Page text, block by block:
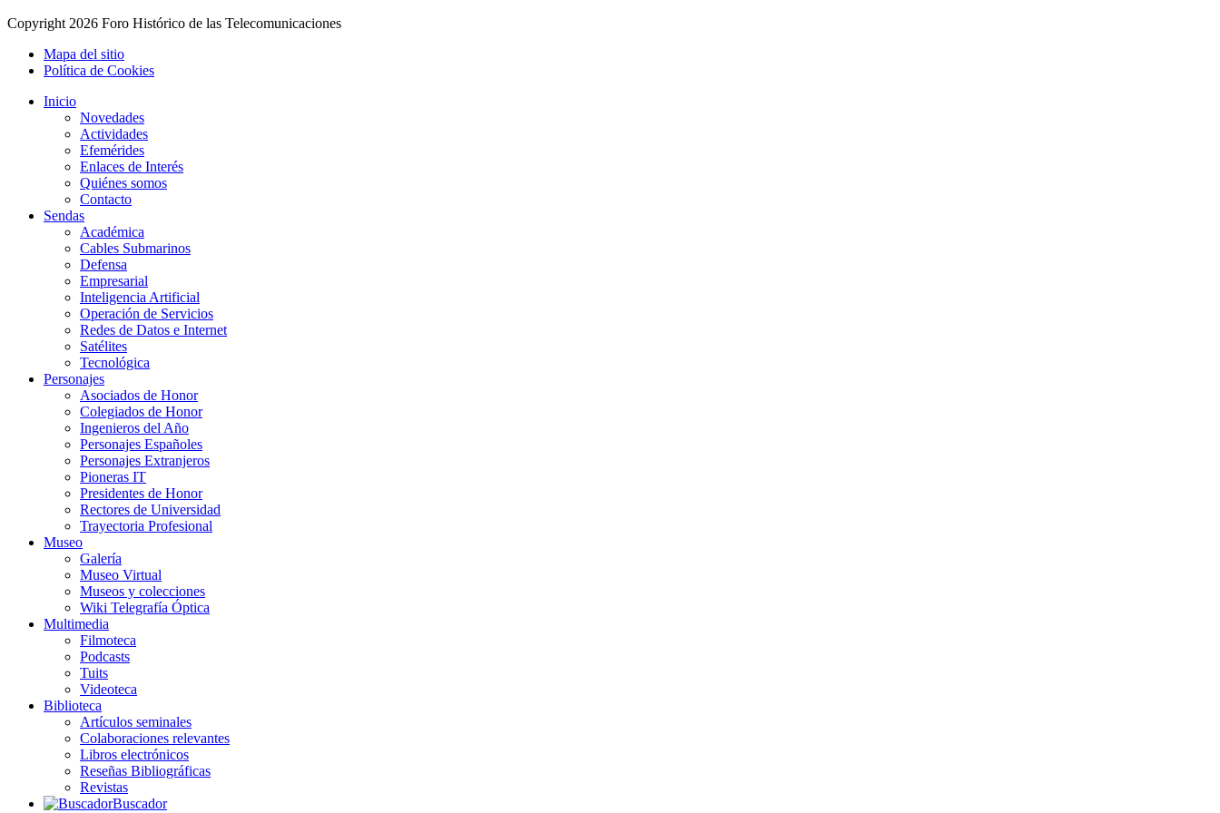
Copyright 2026 Foro Histórico de las Telecomunicaciones
Mapa del sitio
Política de Cookies
Inicio
Novedades
Actividades
Efemérides
Enlaces de Interés
Quiénes somos
Contacto
Sendas
Académica
Cables Submarinos
Defensa
Empresarial
Inteligencia Artificial
Operación de Servicios
Redes de Datos e Internet
Satélites
Tecnológica
Personajes
Asociados de Honor
Colegiados de Honor
Ingenieros del Año
Personajes Españoles
Personajes Extranjeros
Pioneras IT
Presidentes de Honor
Rectores de Universidad
Trayectoria Profesional
Museo
Galería
Museo Virtual
Museos y colecciones
Wiki Telegrafía Óptica
Multimedia
Filmoteca
Podcasts
Tuits
Videoteca
Biblioteca
Artículos seminales
Colaboraciones relevantes
Libros electrónicos
Reseñas Bibliográficas
Revistas
Buscador